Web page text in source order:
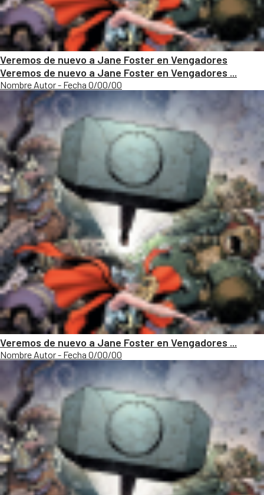
Veremos de nuevo a Jane Foster en Vengadores
Veremos de nuevo a Jane Foster en Vengadores ...
Nombre Autor - Fecha 0/00/00
Veremos de nuevo a Jane Foster en Vengadores ...
Nombre Autor - Fecha 0/00/00